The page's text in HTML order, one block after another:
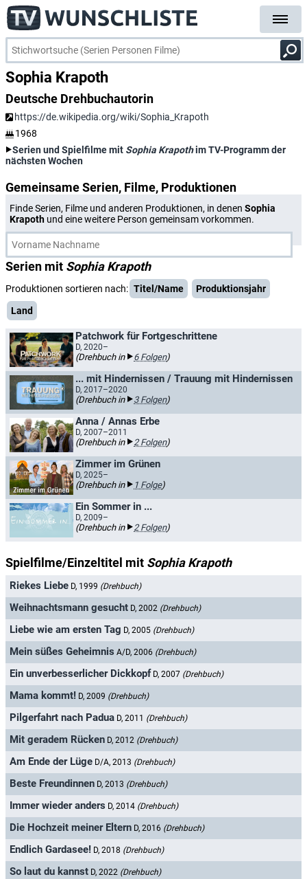
Sophia Krapoth
Deutsche Drehbuchautorin
https://de.wikipedia.org/wiki/Sophia_Krapoth
1968
Serien und Spielfilme mit Sophia Krapothim TV-Programm der
nächsten Wochen
Gemeinsame Serien, Filme, Produktionen
Finde Serien, Filme und anderen Produktionen, in denen Sophia
Krapoth und eine weitere Person gemeinsam vorkommen.
Serien mit Sophia Krapoth
Produktionen sortieren nach: Titel/Name
Produktionsjahr
Land
Patchwork für Fortgeschrittene
D, 2020–
(Drehbuch in 6 Folgen)
... mit Hindernissen / Trauung mit Hindernissen
D, 2017–2020
(Drehbuch in 3 Folgen)
Anna / Annas Erbe
D, 2007–2011
(Drehbuch in 2 Folgen)
Zimmer im Grünen
D, 2025–
(Drehbuch in 1 Folge)
Ein Sommer in ...
D, 2009–
(Drehbuch in 2 Folgen)
Spielfilme/Einzeltitel mit Sophia Krapoth
Riekes Liebe D, 1999 (Drehbuch)
Weihnachtsmann gesucht D, 2002 (Drehbuch)
Liebe wie am ersten Tag D, 2005 (Drehbuch)
Mein süßes Geheimnis A/D, 2006 (Drehbuch)
Ein unverbesserlicher Dickkopf D, 2007 (Drehbuch)
Mama kommt! D, 2009 (Drehbuch)
Pilgerfahrt nach Padua D, 2011 (Drehbuch)
Mit geradem Rücken D, 2012 (Drehbuch)
Am Ende der Lüge D/A, 2013 (Drehbuch)
Beste Freundinnen D, 2013 (Drehbuch)
Immer wieder anders D, 2014 (Drehbuch)
Die Hochzeit meiner Eltern D, 2016 (Drehbuch)
Endlich Gardasee! D, 2018 (Drehbuch)
So laut du kannst D, 2022 (Drehbuch)